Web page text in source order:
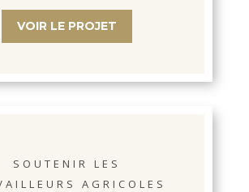
VOIR LE PROJET
SOUTENIR LES
AGRICOLES